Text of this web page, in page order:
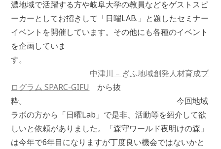
濃地域で活躍する方や岐阜大学の教員などをゲストスピ
ーカーとしてお招きして「日曜LAB.」と題したセミナー
イベントを開催しています。その他にも各種のイベント
を企画していま
す。
中津川 – ぎふ地域創発人材育成プ
ログラム SPARC-GIFU
から抜
粋。 今回地域
ラボの方から「日曜Lab」で是非、活動等を紹介して欲
しいと依頼がありました。「森守ワールド夜明けの森」
は今年で6年目になりますが丁度良い機会ではないかと